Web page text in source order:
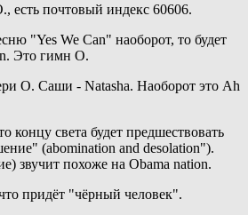
есть почтовый индекс 60606.
"Yes We Can" наоборот, то будет
Это гимн О.
О. Саши - Natasha. Наоборот это Ah
концу света будет предшествовать
(abomination and desolation").
звучит похоже на Obama nation.
придёт "чёрный человек".